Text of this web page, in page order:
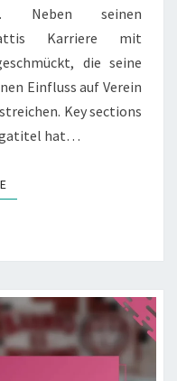
Neben seinen
Karriere mit
die seine
Einfluss auf Verein
Key sections
hat…
READ MORE